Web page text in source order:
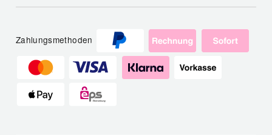
Zahlungsmethoden